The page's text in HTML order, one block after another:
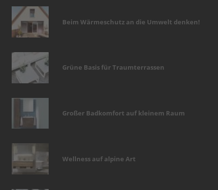
Beim Wärmeschutz an die Umwelt denken!
Grüne Basis für Traumterrassen
Großer Badkomfort auf kleinem Raum
Wellness auf alpine Art